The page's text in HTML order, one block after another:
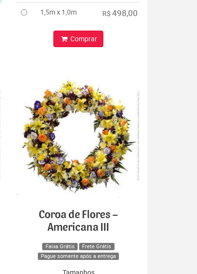
1,5m x 1,0m R$ 498,00
Comprar
Coroa de Flores –
Americana III
Faixa Grátis
Frete Grátis
Pague somente após a entrega